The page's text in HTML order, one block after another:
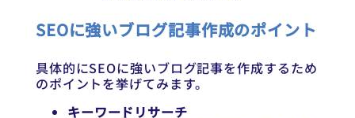
SEOに強いブログ記事作成のポイント
具体的にSEOに強いブログ記事を作成するため
のポイントを挙げてみます。
キーワードリサーチ